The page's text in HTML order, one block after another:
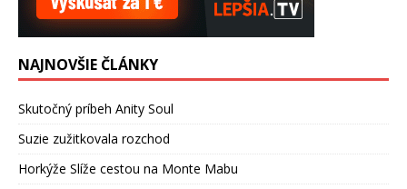
NAJNOVŠIE ČLÁNKY
Skutočný príbeh Anity Soul
Suzie zužitkovala rozchod
Horkýže Slíže cestou na Monte Mabu